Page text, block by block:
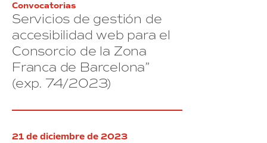
transformación
urbanística
la
Marina
de
la
franca,
62/2023).
Convocatorias
Servicios de gestión de
accesibilidad web para el
Consorcio de la Zona
Franca de Barcelona”
(exp. 74/2023)
21 de diciembre de 2023
Motors
86,
de
equipaciones
del
Sector
14
la
para
para
su
destrucción